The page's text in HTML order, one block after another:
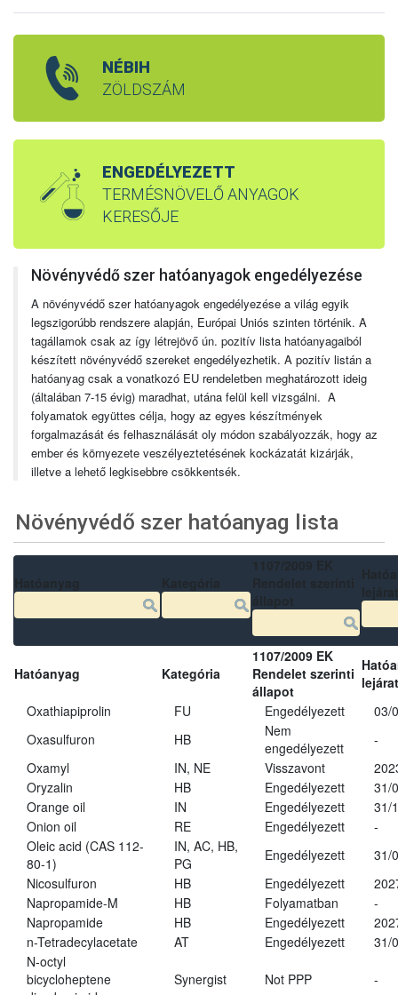
NÉBIH
ZÖLDSZÁM
ENGEDÉLYEZETT
TERMÉSNÖVELŐ ANYAGOK
KERESŐJE
Növényvédő szer hatóanyagok engedélyezése
A növényvédő szer hatóanyagok engedélyezése a világ egyik
legszigorúbb rendszere alapján, Európai Uniós szinten történik. A
tagállamok csak az így létrejövő ún. pozitív lista hatóanyagaiból
készített növényvédő szereket engedélyezhetik. A pozitív listán a
hatóanyag csak a vonatkozó EU rendeletben meghatározott ideig
(általában 7-15 évig) maradhat, utána felül kell vizsgálni. A
folyamatok együttes célja, hogy az egyes készítmények
forgalmazását és felhasználását oly módon szabályozzák, hogy az
ember és környezete veszélyeztetésének kockázatát kizárják,
illetve a lehető legkisebbre csökkentsék.
Növényvédő szer hatóanyag lista
Hatóanyag Kategória
1107/2009 EK
Rendelet szerinti
állapot
Oxathiapiprolin
FU Engedélyezett
03/
Oxasulfuron
HB
Nem
engedélyezett
-
Oxamyl
IN, NE Visszavont
Oryzalin
HB Engedélyezett
31/
Orange oil
IN Engedélyezett
31/
Onion oil
RE Engedélyezett
-
Oleic acid (CAS 112-
80-1)
IN, AC, HB,
PG
Engedélyezett
31/
Nicosulfuron
HB Engedélyezett
Napropamide-M
HB Folyamatban
-
Napropamide
HB Engedélyezett
n-Tetradecylacetate
AT Engedélyezett
31/
N-octyl
bicycloheptene
Synergist Not PPP -